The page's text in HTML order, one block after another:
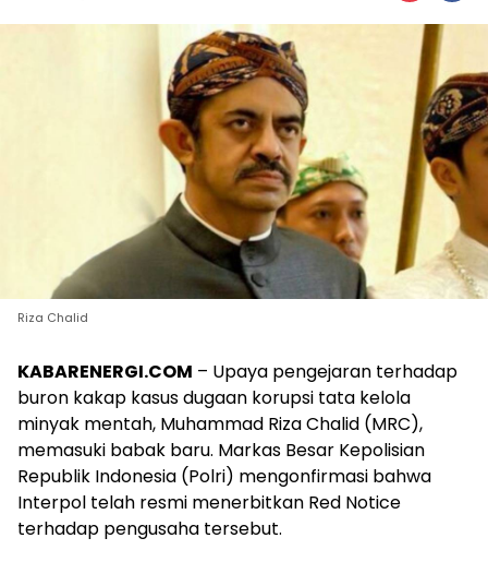
Riza Chalid
KABARENERGI.COM – Upaya pengejaran terhadap
buron kakap kasus dugaan korupsi tata kelola
minyak mentah, Muhammad Riza Chalid (MRC),
memasuki babak baru. Markas Besar Kepolisian
Republik Indonesia (Polri) mengonfirmasi bahwa
Interpol telah resmi menerbitkan Red Notice
terhadap pengusaha tersebut.